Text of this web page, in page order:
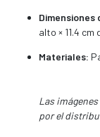
alto × 11.4
Materiales:
Las
por el